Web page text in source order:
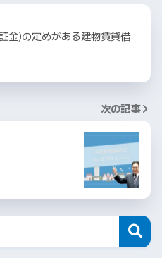
金)の定めがある建物賃貸借
次の記事